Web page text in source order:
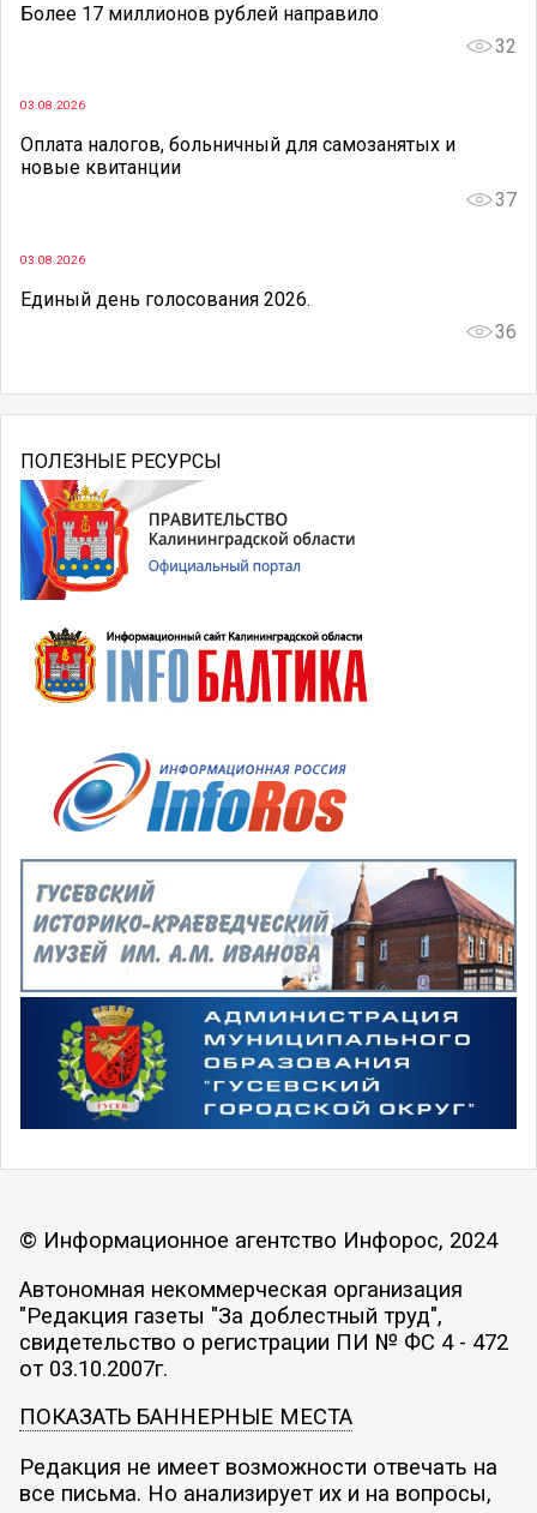
Более 17 миллионов рублей направило
32
03.08.2026
Оплата налогов, больничный для самозанятых и
новые квитанции
37
03.08.2026
Единый день голосования 2026.
36
ПОЛЕЗНЫЕ РЕСУРСЫ
© Информационное агентство Инфорос, 2024
Автономная некоммерческая организация
"Редакция газеты "За доблестный труд",
свидетельство о регистрации ПИ № ФС 4 - 472
от 03.10.2007г.
ПОКАЗАТЬ БАННЕРНЫЕ МЕСТА
Редакция не имеет возможности отвечать на
все письма. Но анализирует их и на вопросы,